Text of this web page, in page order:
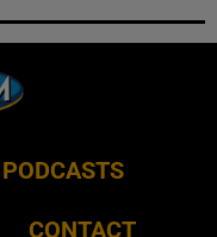
PODCASTS
CONTACT